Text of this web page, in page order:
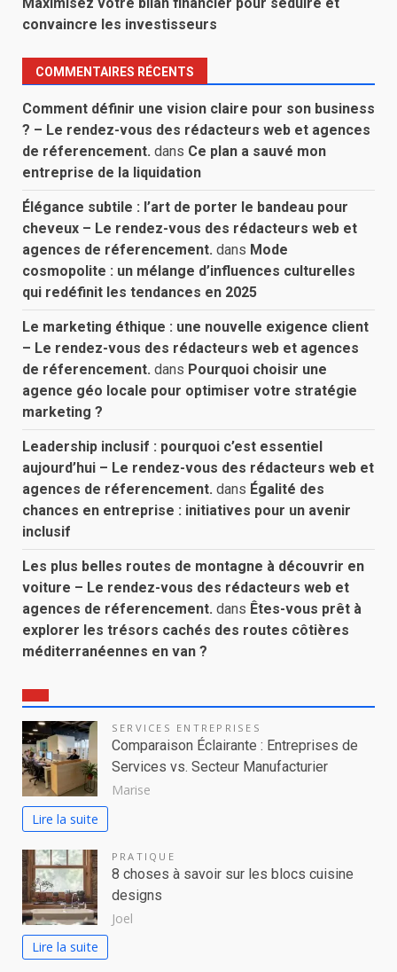
convaincre les investisseurs
COMMENTAIRES RÉCENTS
Comment définir une vision claire pour son business
? – Le rendez-vous des rédacteurs web et agences
de réferencement. dans Ce plan a sauvé mon
entreprise de la liquidation
Élégance subtile : l’art de porter le bandeau pour
cheveux – Le rendez-vous des rédacteurs web et
agences de réferencement. dans Mode
cosmopolite : un mélange d’influences culturelles
qui redéfinit les tendances en 2025
Le marketing éthique : une nouvelle exigence client
– Le rendez-vous des rédacteurs web et agences
de réferencement. dans Pourquoi choisir une
agence géo locale pour optimiser votre stratégie
marketing ?
Leadership inclusif : pourquoi c’est essentiel
aujourd’hui – Le rendez-vous des rédacteurs web et
agences de réferencement. dans Égalité des
chances en entreprise : initiatives pour un avenir
inclusif
Les plus belles routes de montagne à découvrir en
voiture – Le rendez-vous des rédacteurs web et
agences de réferencement. dans Êtes-vous prêt à
explorer les trésors cachés des routes côtières
méditerranéennes en van ?
SERVICES ENTREPRISES
Comparaison Éclairante : Entreprises de
Services vs. Secteur Manufacturier
Marise
Lire la suite
PRATIQUE
8 choses à savoir sur les blocs cuisine
designs
Joel
Lire la suite